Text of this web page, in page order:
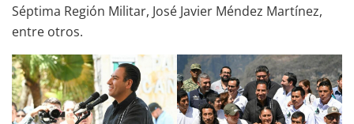
Séptima Región Militar, José Javier Méndez Martínez,
entre otros.